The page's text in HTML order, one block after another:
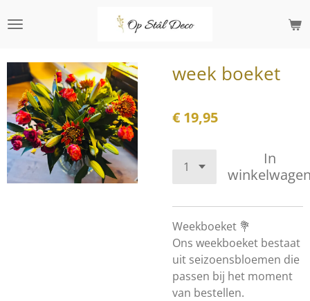
direct
de
hoofdinhoud
week boeket
€ 19,95
In
Weekboeket 💐
Ons weekboeket bestaat
uit seizoensbloemen die
passen bij het moment
van bestellen.